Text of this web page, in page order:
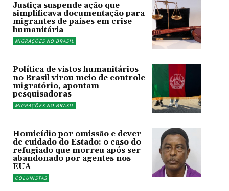
Justiça suspende ação que
simplificava documentação para
migrantes de países em crise
humanitária
MIGRAÇÕES NO BRASIL
Política de vistos humanitários
no Brasil virou meio de controle
migratório, apontam
pesquisadoras
MIGRAÇÕES NO BRASIL
Homicídio por omissão e dever
de cuidado do Estado: o caso do
refugiado que morreu após ser
abandonado por agentes nos
EUA
COLUNISTAS